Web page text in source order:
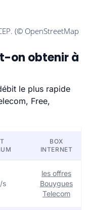
on obtenir à
le plus rapide
Free,
BOX
INTERNET
s
les offres
Bouygues
Telecom